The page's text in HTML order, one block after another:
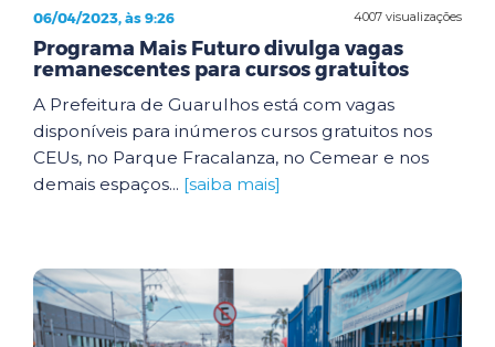
4007 visualizações
06/04/2023, às 9:26
Programa Mais Futuro divulga vagas
remanescentes para cursos gratuitos
A Prefeitura de Guarulhos está com vagas
disponíveis para inúmeros cursos gratuitos nos
CEUs, no Parque Fracalanza, no Cemear e nos
demais espaços... [saiba mais]